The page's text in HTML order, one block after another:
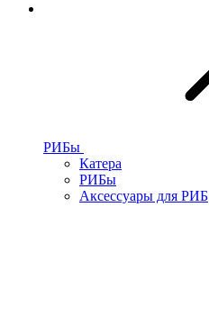
РИБы
Катера
РИБы
Аксессуары для РИБ